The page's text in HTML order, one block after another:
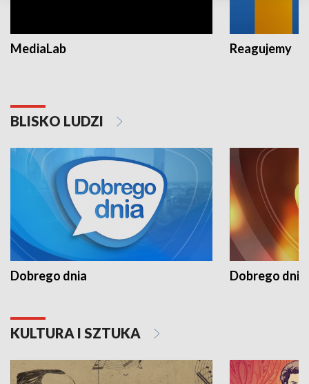
MediaLab Reagujemy
BLISKO LUDZI
Dobrego dnia Dobrego dnia
KULTURA I SZTUKA